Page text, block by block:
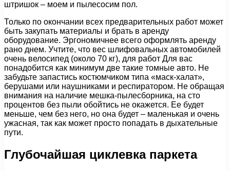
штришок – моем и пылесосим пол.
Только по окончании всех предварительных работ может
быть закупать материалы и брать в аренду
оборудование. Эргономичнее всего оформлять аренду
рано днем. Учтите, что вес шлифовальных автомобилей
очень велосипед (около 70 кг), для работ Для вас
понадобится как минимум две такие томные авто. Не
забудьте запастись костюмчиком типа «маск-халат»,
берушами или наушниками и респиратором. Не обращая
внимания на наличие мешка-пылесборника, на сто
процентов без пыли обойтись не окажется. Ее будет
меньше, чем без него, но она будет – маленькая и очень
ужасная, так как может просто попадать в дыхательные
пути.
Глубочайшая циклевка паркета